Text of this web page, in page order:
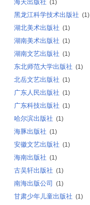
海天出版社 (1)
黑龙江科学技术出版社 (1)
湖北美术出版社 (1)
湖南美术出版社 (1)
湖南文艺出版社 (1)
东北师范大学出版社 (1)
北岳文艺出版社 (1)
广东人民出版社 (1)
广东科技出版社 (1)
哈尔滨出版社 (1)
海豚出版社 (1)
安徽文艺出版社 (1)
海南出版社 (1)
古吴轩出版社 (1)
南海出版公司 (1)
甘肃少年儿童出版社 (1)